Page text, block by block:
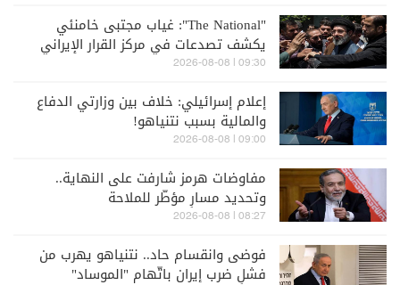
"The National": غياب مجتبى خامنئي
يكشف تصدعات في مركز القرار الإيراني
09:30 | 2026-08-08
إعلام إسرائيلي: خلاف بين وزارتي الدفاع
والمالية بسبب نتنياهو!
09:00 | 2026-08-08
مفاوضات هرمز شارفت على النهاية..
وتحديد مسارٍ مؤطّر للملاحة
08:27 | 2026-08-08
فوضى وانقسام حاد.. نتنياهو يهرب من
فشلِ ضرب إيران باتّهام "الموساد"